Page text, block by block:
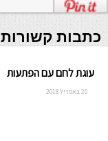
כתבות קשורות
עוגת לחם עם הפתעות
20 באפריל 2018